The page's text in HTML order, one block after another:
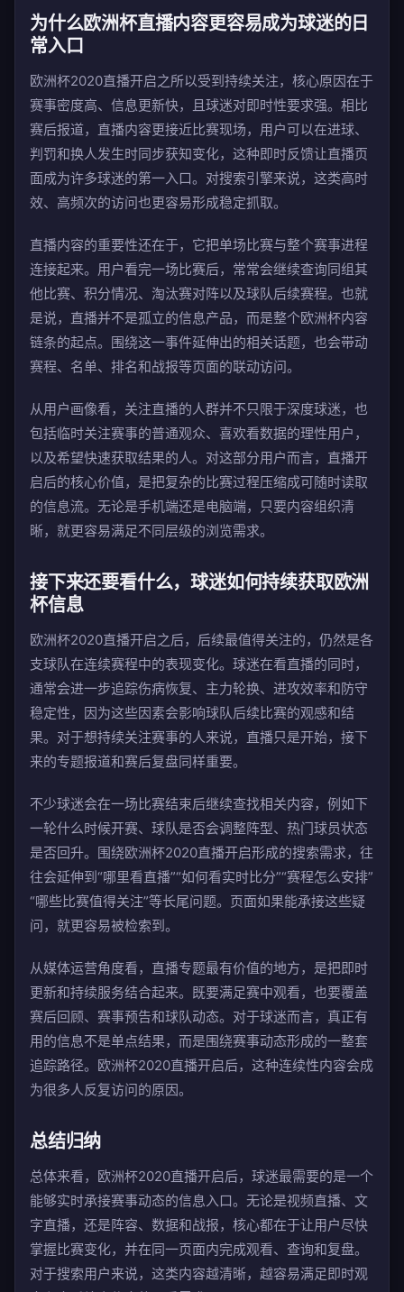
为什么欧洲杯直播内容更容易成为球迷的日
常入口
欧洲杯2020直播开启之所以受到持续关注，核心原因在于
赛事密度高、信息更新快，且球迷对即时性要求强。相比
赛后报道，直播内容更接近比赛现场，用户可以在进球、
判罚和换人发生时同步获知变化，这种即时反馈让直播页
面成为许多球迷的第一入口。对搜索引擎来说，这类高时
效、高频次的访问也更容易形成稳定抓取。
直播内容的重要性还在于，它把单场比赛与整个赛事进程
连接起来。用户看完一场比赛后，常常会继续查询同组其
他比赛、积分情况、淘汰赛对阵以及球队后续赛程。也就
是说，直播并不是孤立的信息产品，而是整个欧洲杯内容
链条的起点。围绕这一事件延伸出的相关话题，也会带动
赛程、名单、排名和战报等页面的联动访问。
从用户画像看，关注直播的人群并不只限于深度球迷，也
包括临时关注赛事的普通观众、喜欢看数据的理性用户，
以及希望快速获取结果的人。对这部分用户而言，直播开
启后的核心价值，是把复杂的比赛过程压缩成可随时读取
的信息流。无论是手机端还是电脑端，只要内容组织清
晰，就更容易满足不同层级的浏览需求。
接下来还要看什么，球迷如何持续获取欧洲
杯信息
欧洲杯2020直播开启之后，后续最值得关注的，仍然是各
支球队在连续赛程中的表现变化。球迷在看直播的同时，
通常会进一步追踪伤病恢复、主力轮换、进攻效率和防守
稳定性，因为这些因素会影响球队后续比赛的观感和结
果。对于想持续关注赛事的人来说，直播只是开始，接下
来的专题报道和赛后复盘同样重要。
不少球迷会在一场比赛结束后继续查找相关内容，例如下
一轮什么时候开赛、球队是否会调整阵型、热门球员状态
是否回升。围绕欧洲杯2020直播开启形成的搜索需求，往
往会延伸到“哪里看直播”“如何看实时比分”“赛程怎么安排”
“哪些比赛值得关注”等长尾问题。页面如果能承接这些疑
问，就更容易被检索到。
从媒体运营角度看，直播专题最有价值的地方，是把即时
更新和持续服务结合起来。既要满足赛中观看，也要覆盖
赛后回顾、赛事预告和球队动态。对于球迷而言，真正有
用的信息不是单点结果，而是围绕赛事动态形成的一整套
追踪路径。欧洲杯2020直播开启后，这种连续性内容会成
为很多人反复访问的原因。
总结归纳
总体来看，欧洲杯2020直播开启后，球迷最需要的是一个
能够实时承接赛事动态的信息入口。无论是视频直播、文
字直播，还是阵容、数据和战报，核心都在于让用户尽快
掌握比赛变化，并在同一页面内完成观看、查询和复盘。
对于搜索用户来说，这类内容越清晰，越容易满足即时观